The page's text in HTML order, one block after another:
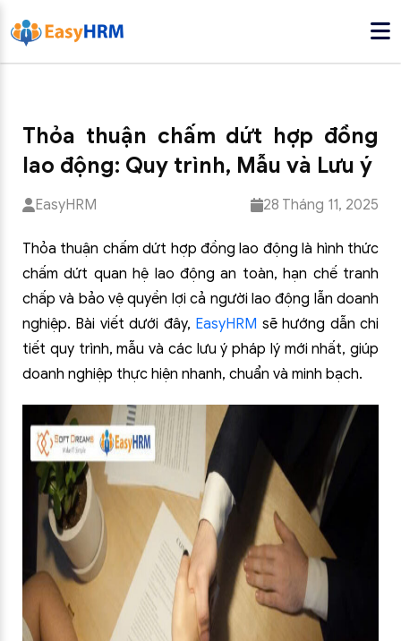
Thỏa thuận chấm dứt hợp đồng
lao động: Quy trình, Mẫu và Lưu ý
EasyHRM 28 Tháng 11, 2025
Thỏa thuận chấm dứt hợp đồng lao động là hình thức
chấm dứt quan hệ lao động an toàn, hạn chế tranh
chấp và bảo vệ quyền lợi cả người lao động lẫn doanh
nghiệp. Bài viết dưới đây, EasyHRM sẽ hướng dẫn chi
tiết quy trình, mẫu và các lưu ý pháp lý mới nhất, giúp
doanh nghiệp thực hiện nhanh, chuẩn và minh bạch.